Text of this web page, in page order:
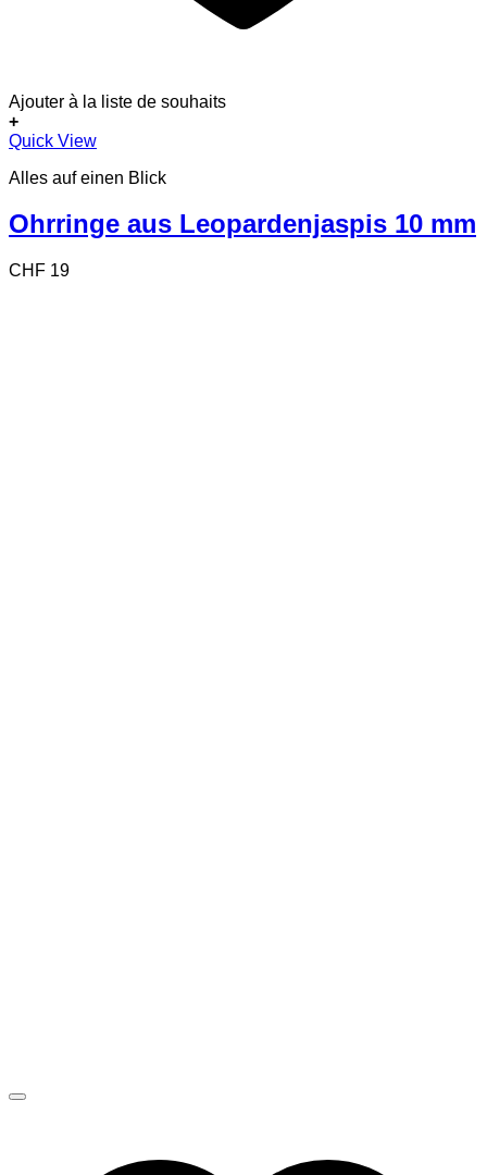
Ajouter à la liste de souhaits
+
Quick View
Alles auf einen Blick
Ohrringe aus Leopardenjaspis 10 mm
CHF 19